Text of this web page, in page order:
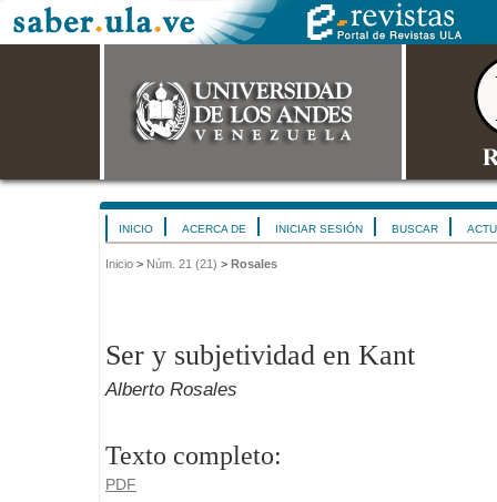
INICIO ACERCA DE INICIAR SESIÓN BUSCAR
Inicio > Núm. 21 (21) > Rosales
Ser y subjetividad en Kant
Alberto Rosales
Texto completo:
PDF